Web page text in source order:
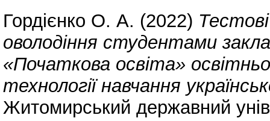
Гордієнко О. А. (2022)
оволодіння студентами
«Початкова освіта»
технології навчання
Житомирський державний